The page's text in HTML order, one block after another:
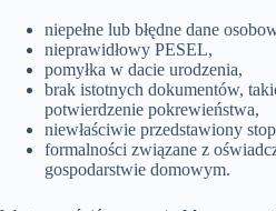
niepełne lub błędne dane
nieprawidłowy PESEL,
pomyłka w dacie urodzenia,
brak istotnych dokumentów,
potwierdzenie pokrewieństwa,
niewłaściwie przedstawiony
formalności związane z
gospodarstwie domowym.